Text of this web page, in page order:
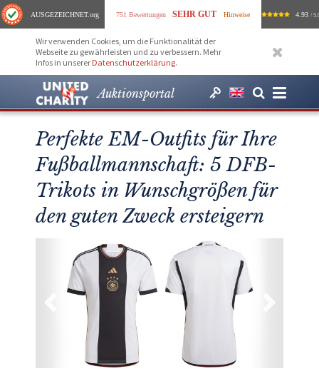
AUSGEZEICHNET.org 751 Bewertungen SEHR GUT Hinweise 4.93 /
Wir verwenden Cookies, um die Funktionalität der
Webseite zu gewährleisten und zu verbessern. Mehr
Infos in unserer Datenschutzerklärung.
Auktionsportal
Perfekte EM-Outfits für Ihre
Fußballmannschaft: 5 DFB-
Trikots in Wunschgrößen für
den guten Zweck ersteigern